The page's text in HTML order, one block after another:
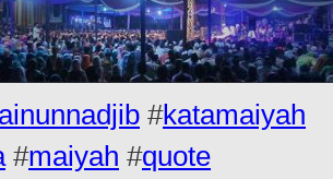
#katamaiyah
#maiyah #quote